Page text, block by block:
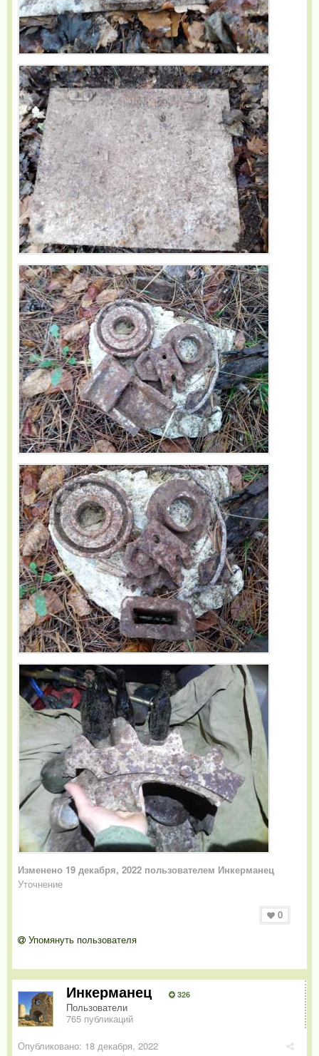
Изменено 19 декабря, 2022 пользователем Инкерманец
Уточнение
0
Упомянуть пользователя
Инкерманец 326
Пользователи
765 публикаций
Опубликовано: 18 декабря, 2022